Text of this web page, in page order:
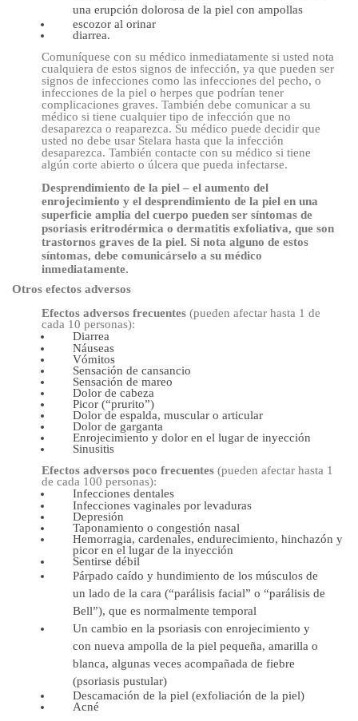
una erupción dolorosa de la piel con ampollas
escozor al orinar
diarrea.
Comuníquese con su médico inmediatamente si usted nota
cualquiera de estos signos de infección, ya que pueden ser
signos de infecciones como las infecciones del pecho, o
infecciones de la piel o herpes que podrían tener
complicaciones graves. También debe comunicar a su
médico si tiene cualquier tipo de infección que no
desaparezca o reaparezca. Su médico puede decidir que
usted no debe usar Stelara hasta que la infección
desaparezca. También contacte con su médico si tiene
algún corte abierto o úlcera que pueda infectarse.
Desprendimiento de la piel – el aumento del
enrojecimiento y el desprendimiento de la piel en una
superficie amplia del cuerpo pueden ser síntomas de
psoriasis eritrodérmica o dermatitis exfoliativa, que son
trastornos graves de la piel. Si nota alguno de estos
síntomas, debe comunicárselo a su médico
inmediatamente.
Otros efectos adversos
Efectos adversos frecuentes (pueden afectar hasta 1 de
cada 10 personas):
Diarrea
Náuseas
Vómitos
Sensación de cansancio
Sensación de mareo
Dolor de cabeza
Picor (“prurito”)
Dolor de espalda, muscular o articular
Dolor de garganta
Enrojecimiento y dolor en el lugar de inyección
Sinusitis
Efectos adversos poco frecuentes (pueden afectar hasta 1
de cada 100 personas):
Infecciones dentales
Infecciones vaginales por levaduras
Depresión
Taponamiento o congestión nasal
Hemorragia, cardenales, endurecimiento, hinchazón y
picor en el lugar de la inyección
Sentirse débil
Párpado caído y hundimiento de los músculos de
un lado de la cara (“parálisis facial” o “parálisis de
Bell”), que es normalmente temporal
Un cambio en la psoriasis con enrojecimiento y
con nueva ampolla de la piel pequeña, amarilla o
blanca, algunas veces acompañada de fiebre
(psoriasis pustular)
Descamación de la piel (exfoliación de la piel)
Acné